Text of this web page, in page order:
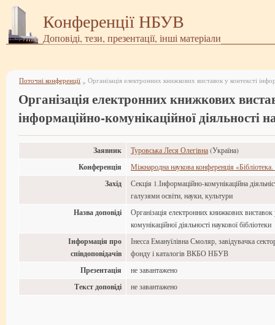
Конференції НБУВ
Доповіді, тези, презентації, інші матеріали
Поточні конференції »
Організація електронних книжкових
інформаційно-комунікаційної діяльності
Заявник Туровська Леся Олегівна (Україна)
Конференція Міжнародна наукова конференція
Захід
Секція 1.Інформаційно-комунікаційна
галузями освіти, науки, культури
Назва доповіді
Організація електронних книжкових виставок
комунікаційної діяльності наукової бібліотеки
Інформація про
співдоповідачів
Інесса Емануїлівна Смоляр, завідувачка
фонду і каталогів ВКБО НБУВ
Презентація не завантажено
Текст доповіді не завантажено